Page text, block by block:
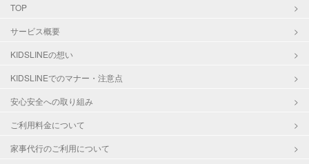
TOP
サービス概要
KIDSLINEの想い
KIDSLINEでのマナー・注意点
安心安全への取り組み
ご利用料金について
家事代行のご利用について